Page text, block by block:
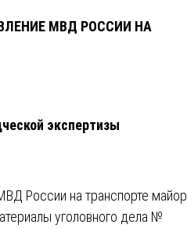
МВД РОССИИ НА
экспертизы
России на транспорте майор
уголовного дела №